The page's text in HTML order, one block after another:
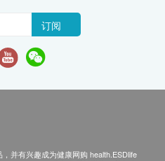
订阅
并有兴趣成为健康网购 health.ESDlife